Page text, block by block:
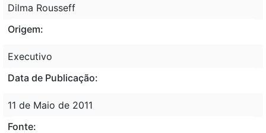
Dilma Rousseff
Origem:
Executivo
Data de Publicação:
11 de Maio de 2011
Fonte: